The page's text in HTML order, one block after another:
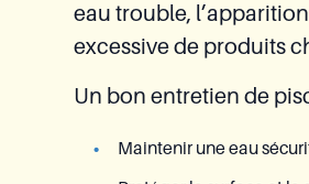
eau trouble,
excessive de produits
Un bon entretien de
Maintenir une eau